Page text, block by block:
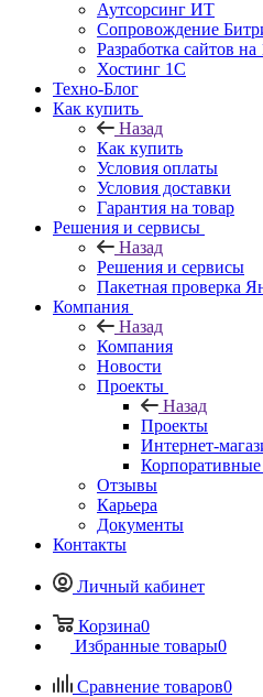
Аутсорсинг ИТ
Сопровождение
Разработка сайтов
Хостинг 1С
Техно-Блог
Как купить
Назад
Как купить
Условия оплаты
Условия доставки
Гарантия на товар
Решения и сервисы
Назад
Решения и сервисы
Пакетная проверка
Компания
Назад
Компания
Новости
Проекты
Назад
Проекты
Интернет-
Отзывы
Карьера
Документы
Контакты
Личный кабинет
Корзина0
Избранные товары0
Сравнение товаров0